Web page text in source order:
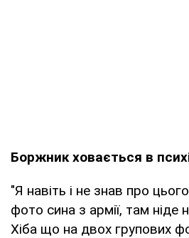
Боржник ховається в
"Я навіть і не знав про
фото сина з армії, там ніде
Хіба що на двох групових